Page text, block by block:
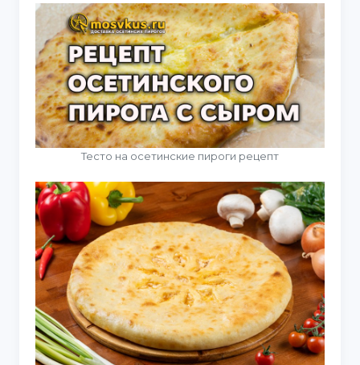
Тесто на осетинские пироги рецепт